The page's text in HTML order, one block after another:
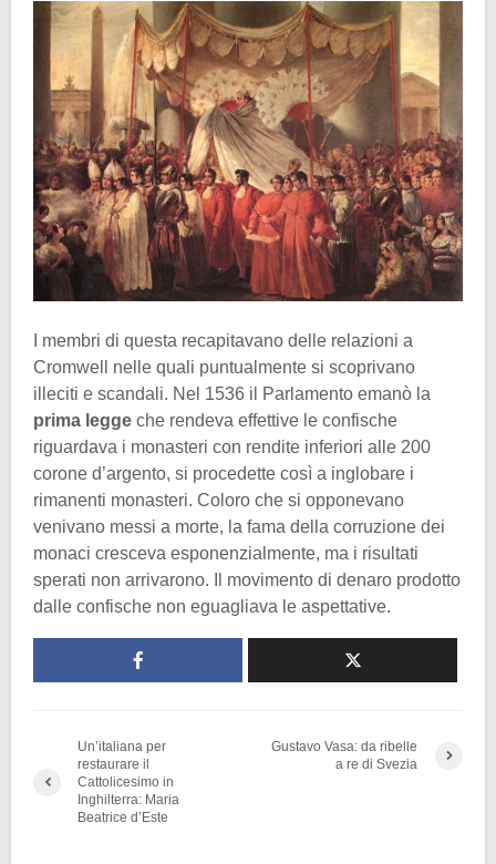
I membri di questa recapitavano delle relazioni a
Cromwell nelle quali puntualmente si scoprivano
illeciti e scandali. Nel 1536 il Parlamento emanò la
prima legge che rendeva effettive le confische
riguardava i monasteri con rendite inferiori alle 200
corone d’argento, si procedette così a inglobare i
rimanenti monasteri. Coloro che si opponevano
venivano messi a morte, la fama della corruzione dei
monaci cresceva esponenzialmente, ma i risultati
sperati non arrivarono. Il movimento di denaro prodotto
dalle confische non eguagliava le aspettative.
Un’italiana per
restaurare il
Cattolicesimo in
Inghilterra: Maria
Beatrice d’Este
Gustavo Vasa: da ribelle
a re di Svezia